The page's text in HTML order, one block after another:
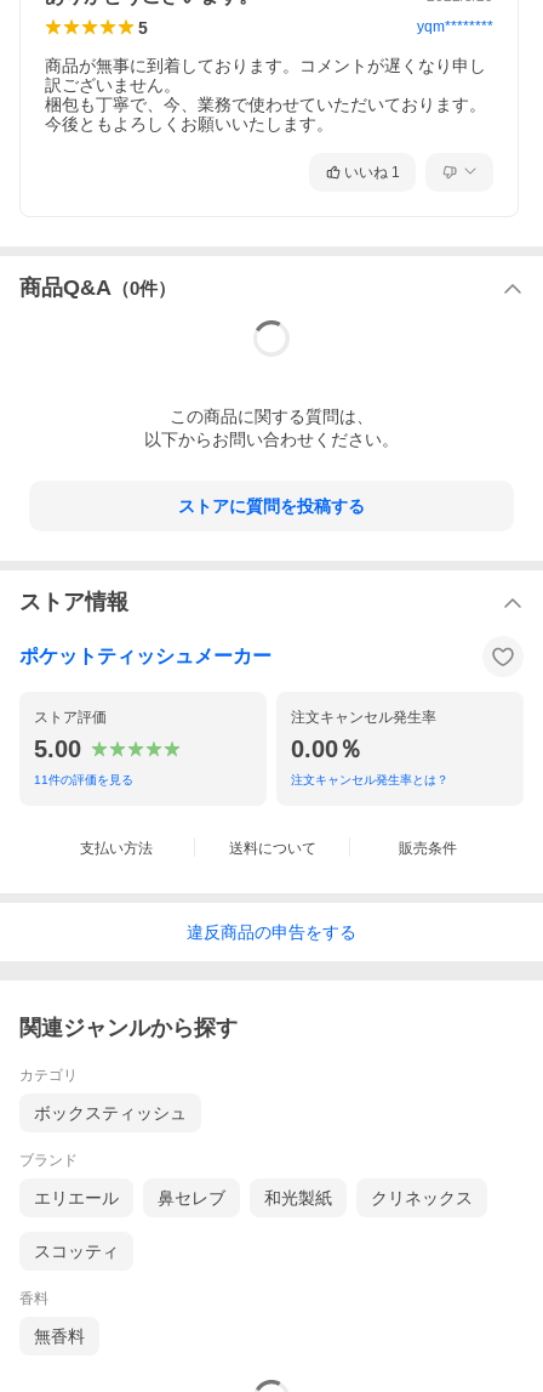
5 yqm********
商品が無事に到着しております。コメントが遅くなり申し
訳ございません。
梱包も丁寧で、今、業務で使わせていただいております。
いいね 1
商品Q&A （0件）
この商品に関する質問は、
以下からお問い合わせください。
ストアに質問を投稿する
ストア情報
ポケットティッシュメーカー
ストア評価
5.00
11件の評価を見る
注文キャンセル発生率
0.00％
注文キャンセル発生率とは？
支払い方法 送料について 販売条件
違反商品の申告をする
関連ジャンルから探す
カテゴリ
ボックスティッシュ
ブランド
エリエール 鼻セレブ 和光製紙 クリネックス
スコッティ
香料
無香料